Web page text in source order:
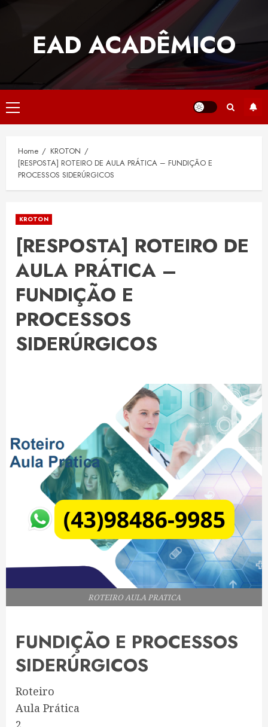
EAD ACADÊMICO
Primary
Menu
Home
KROTON
[RESPOSTA] ROTEIRO DE AULA PRÁTICA – FUNDIÇÃO E
PROCESSOS SIDERÚRGICOS
KROTON
[RESPOSTA] ROTEIRO DE
AULA PRÁTICA –
FUNDIÇÃO E
PROCESSOS
SIDERÚRGICOS
ROTEIRO AULA PRATICA
FUNDIÇÃO E PROCESSOS
SIDERÚRGICOS
Roteiro
Aula Prática